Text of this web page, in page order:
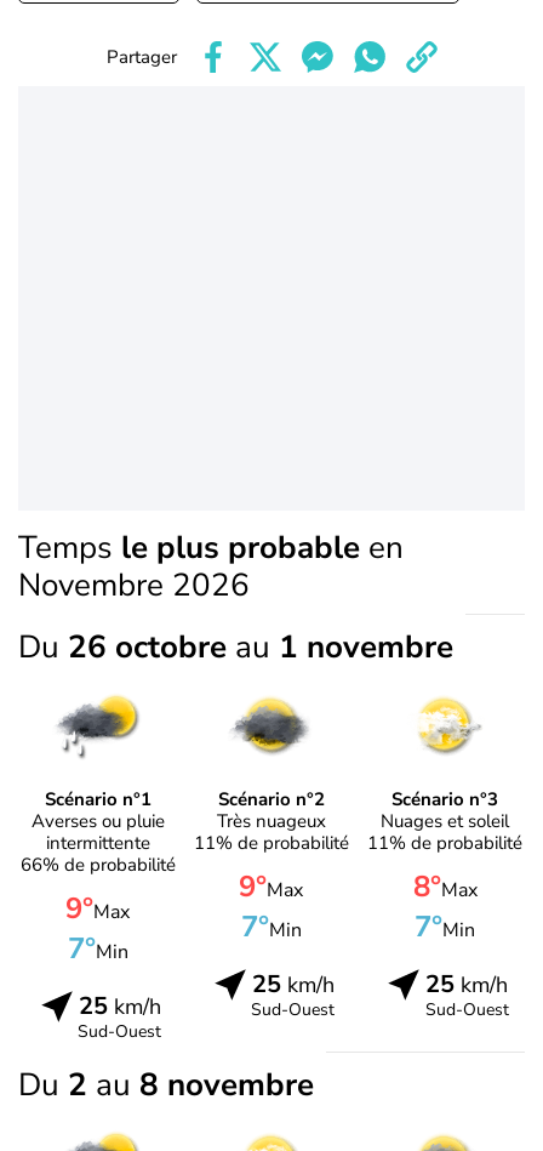
Partager
Temps le plus probable en
Novembre 2026
Du 26 octobre au 1 novembre
Scénario n°1
Averses ou pluie
intermittente
66% de probabilité
9°Max
7°Min
25km/h
Sud-Ouest
Scénario n°2
Très nuageux
11% de probabilité
9°Max
7°Min
25km/h
Sud-Ouest
Scénario n°3
Nuages et soleil
11% de probabilité
8°Max
7°Min
25 km/h
Sud-Ouest
Du 2 au 8 novembre